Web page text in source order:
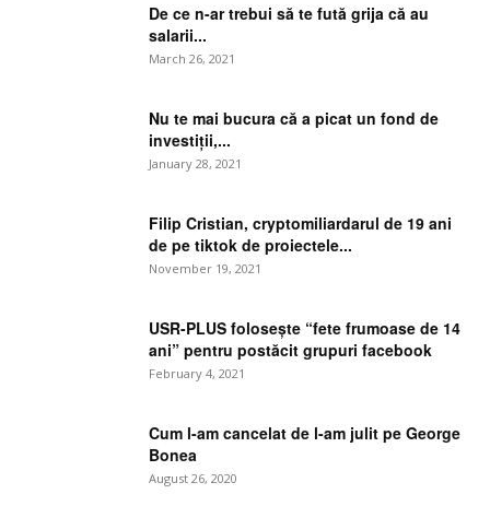
De ce n-ar trebui să te fută grija că au
salarii...
March 26, 2021
Nu te mai bucura că a picat un fond de
investiții,...
January 28, 2021
Filip Cristian, cryptomiliardarul de 19 ani
de pe tiktok de proiectele...
November 19, 2021
USR-PLUS folosește “fete frumoase de 14
ani” pentru postăcit grupuri facebook
February 4, 2021
Cum l-am cancelat de l-am julit pe George
Bonea
August 26, 2020